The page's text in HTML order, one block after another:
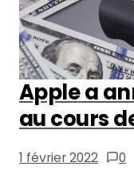
Apple a
au cours
1 février 2022 0